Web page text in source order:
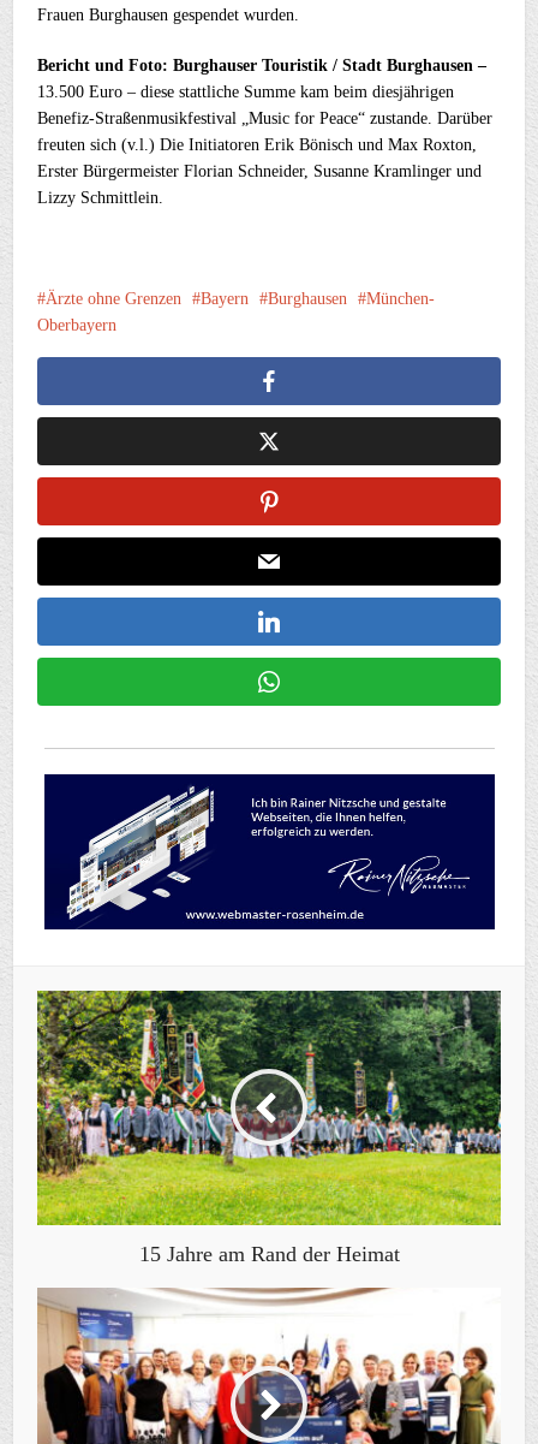
Frauen Burghausen gespendet wurden.
Bericht und Foto: Burghauser Touristik / Stadt Burghausen –
13.500 Euro – diese stattliche Summe kam beim diesjährigen
Benefiz-Straßenmusikfestival „Music for Peace“ zustande. Darüber
freuten sich (v.l.) Die Initiatoren Erik Bönisch und Max Roxton,
Erster Bürgermeister Florian Schneider, Susanne Kramlinger und
Lizzy Schmittlein.
Ärzte ohne Grenzen Bayern Burghausen
München-
Oberbayern
15 Jahre am Rand der Heimat